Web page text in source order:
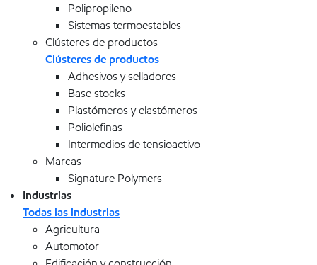
Polipropileno
Sistemas termoestables
Clústeres de productos
Clústeres de productos
Adhesivos y selladores
Base stocks
Plastómeros y elastómeros
Poliolefinas
Intermedios de tensioactivo
Marcas
Signature Polymers
Industrias
Todas las industrias
Agricultura
Automotor